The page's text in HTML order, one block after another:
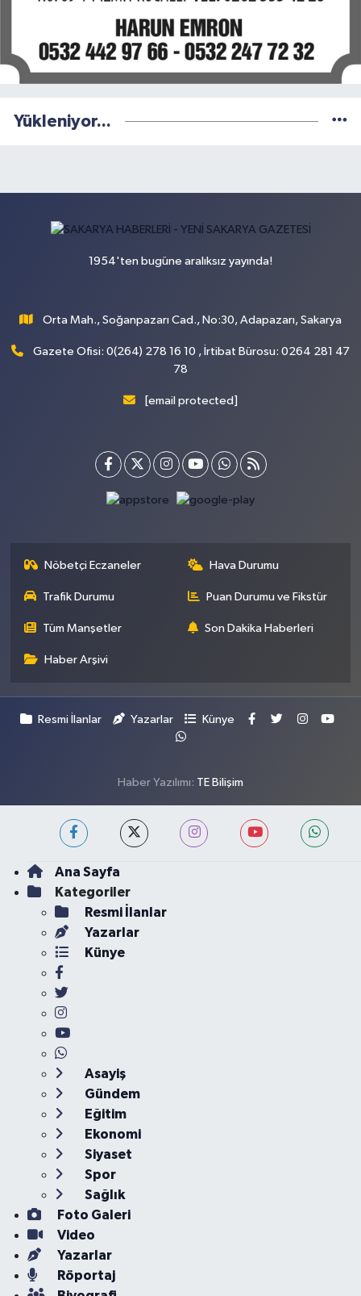
Yükleniyor...
1954'ten bugüne aralıksız yayında!
Orta Mah., Soğanpazarı Cad., No:30, Adapazarı, Sakarya
Gazete Ofisi: 0(264) 278 16 10 , İrtibat Bürosu: 0264 281 47
78
[email protected]
Nöbetçi Eczaneler Hava Durumu
Trafik Durumu Puan Durumu ve Fikstür
Tüm Manşetler Son Dakika Haberleri
Haber Arşivi
Resmi İlanlar Yazarlar Künye
Haber Yazılımı: TE Bilişim
Ana Sayfa
Kategoriler
Resmi İlanlar
Yazarlar
Künye
Asayiş
Gündem
Eğitim
Ekonomi
Siyaset
Spor
Sağlık
Foto Galeri
Video
Yazarlar
Röportaj